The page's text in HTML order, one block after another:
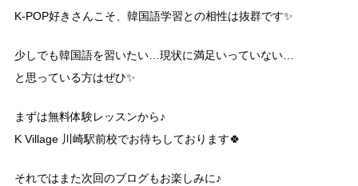
K-POP好きさんこそ、韓国語学習との相性は抜群です✨
少しでも韓国語を習いたい…現状に満足いっていない…
と思っている方はぜひ✨
まずは無料体験レッスンから♪
K Village 川崎駅前校でお待ちしております🍀
それではまた次回のブログもお楽しみに♪